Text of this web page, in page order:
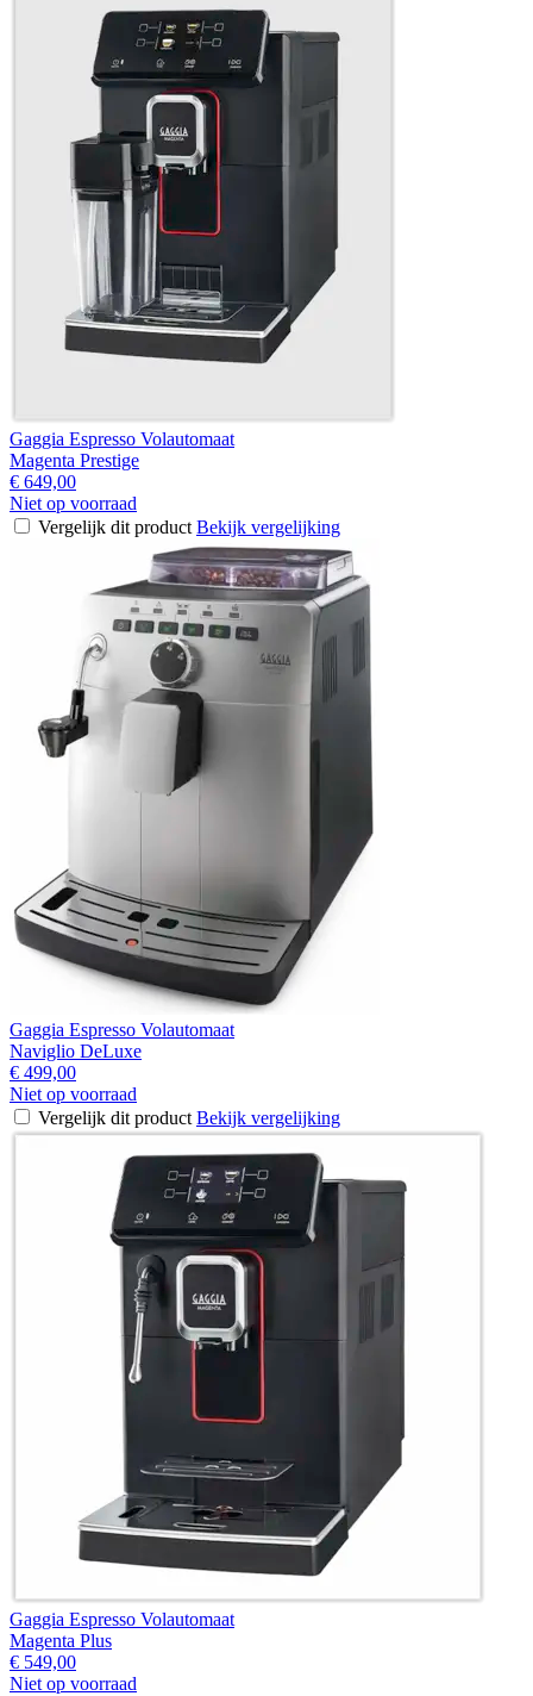
Gaggia Espresso Volautomaat
Magenta Prestige
€ 649,00
Niet op voorraad
Vergelijk dit product Bekijk vergelijking
Gaggia Espresso Volautomaat
Naviglio DeLuxe
€ 499,00
Niet op voorraad
Vergelijk dit product Bekijk vergelijking
Gaggia Espresso Volautomaat
Magenta Plus
€ 549,00
Niet op voorraad